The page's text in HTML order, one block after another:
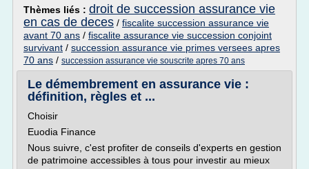
Thèmes liés : droit de succession assurance vie
en cas de deces / fiscalite succession assurance vie
avant 70 ans / fiscalite assurance vie succession conjoint
survivant / succession assurance vie primes versees apres
70 ans / succession assurance vie souscrite apres 70 ans
Le démembrement en assurance vie :
définition, règles et ...
Choisir
Euodia Finance
Nous suivre, c'est profiter de conseils d'experts en gestion
de patrimoine accessibles à tous pour investir au mieux